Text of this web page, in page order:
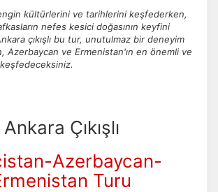
kültürlerini ve tarihlerini keşfederken,
nefes kesici doğasının keyfini
çıkışlı bu tur, unutulmaz bir deneyim
Azerbaycan ve Ermenistan'ın en önemli ve
Ankara Çıkışlı
Azerbaycan-
Turu